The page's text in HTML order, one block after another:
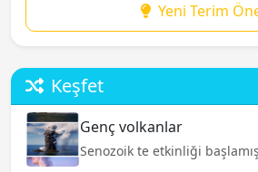
Yeni Terim
Keşfet
Genç volkanlar
Senozoik te etkinliği